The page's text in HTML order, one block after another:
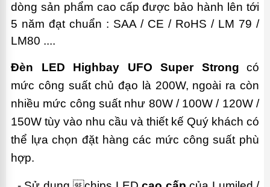
dòng sản phẩm cao cấp được bảo hành lên tới
5 năm đạt chuẩn : SAA / CE / RoHS / LM 79 /
LM80 ....
Đèn LED Highbay UFO Super Strong
có
mức công suất chủ đạo là 200W, ngoài ra còn
nhiều mức công suất như 80W / 100W / 120W /
150W tùy vào nhu cầu và thiết kế Quý khách có
thể lựa chọn đặt hàng các mức công suất phù
hợp.